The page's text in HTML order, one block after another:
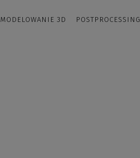
MODELOWANIE 3D POSTPROCESSING